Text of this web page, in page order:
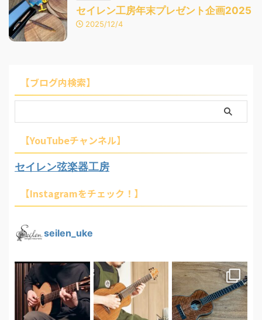
セイレン工房年末プレゼント企画2025
2025/12/4
【ブログ内検索】
【YouTubeチャンネル】
セイレン弦楽器工房
【Instagramをチェック！】
seilen_uke